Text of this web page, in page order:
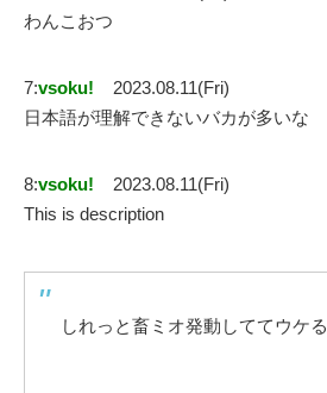
わんこおつ
7:vsoku!
2023.08.11(Fri)
日本語が理解できないバカが多いな
8:vsoku!
2023.08.11(Fri)
This is description
しれっと畜ミオ発動しててウケる